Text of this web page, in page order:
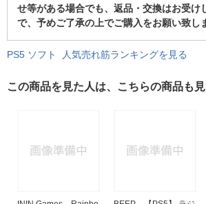
せ等がある場合でも、返品・交換はお受け
で、予めご了承の上でご購入をお願い致し
PS5 ソフト 人気売れ筋ランキングを見る
この商品を見た人は、こちらの商品も